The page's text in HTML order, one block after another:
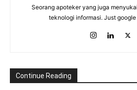
Seorang apoteker yang juga
teknologi informasi. Just google
Continue Reading